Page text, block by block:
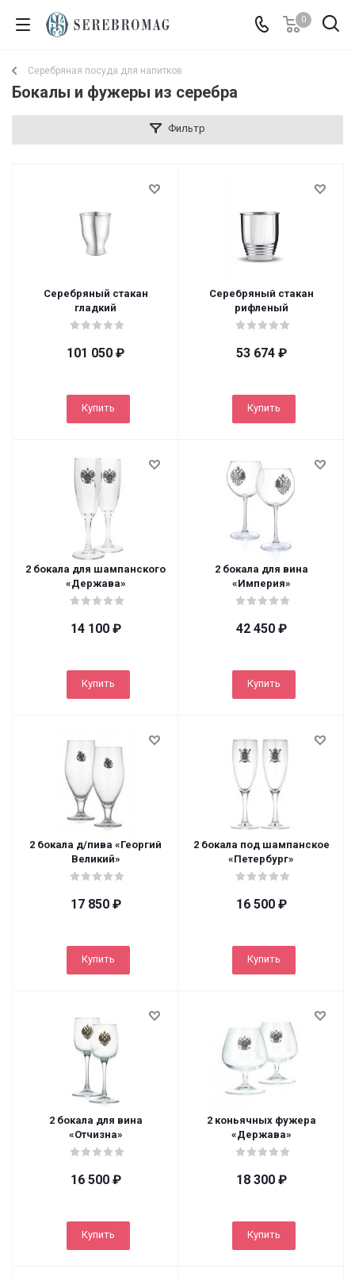
0
Серебряная посуда для напитков
Бокалы и фужеры из серебра
Фильтр
Серебряный стакан
гладкий
101 050 ₽
Купить
Серебряный стакан
рифленый
53 674₽
Купить
2 бокала для шампанского
«Держава»
14 100₽
Купить
2 бокала для вина
«Империя»
42 450₽
Купить
2 бокала д/пива «Георгий
Великий»
17 850₽
Купить
2 бокала под шампанское
«Петербург»
16 500₽
Купить
2 бокала для вина
«Отчизна»
16 500₽
Купить
2 коньячных фужера
«Держава»
18 300₽
Купить